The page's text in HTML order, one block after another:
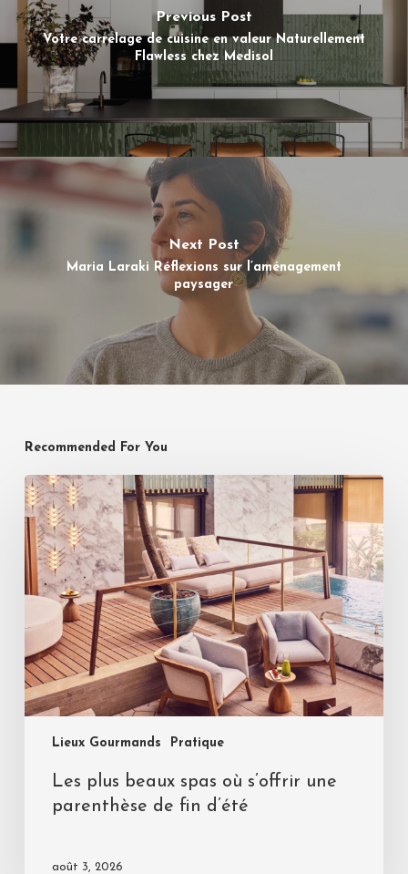
Previous Post
Votre carrelage de cuisine en valeur Naturellement
Flawless chez Medisol
Next Post
Maria Laraki Réflexions sur l’aménagement
paysager
Recommended For You
Lieux Gourmands Pratique
Les plus beaux spas où s’offrir une
parenthèse de fin d’été
août 3, 2026